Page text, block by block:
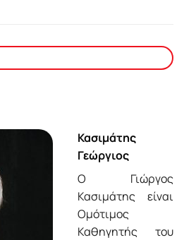
Κασιμάτης
Γεώργιος
Ο Γιώργος
Κασιμάτης είναι
Ομότιμος
Καθηγητής του